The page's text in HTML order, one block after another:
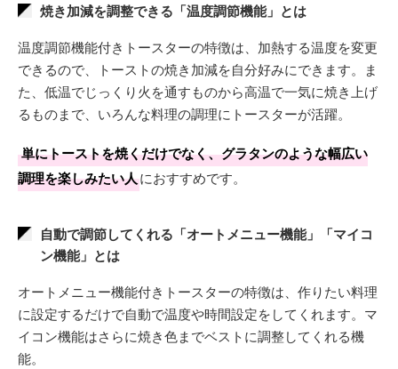
焼き加減を調整できる「温度調節機能」とは
温度調節機能付きトースターの特徴は、加熱する温度を変更
できるので、トーストの焼き加減を自分好みにできます。ま
た、低温でじっくり火を通すものから高温で一気に焼き上げ
るものまで、いろんな料理の調理にトースターが活躍。
単にトーストを焼くだけでなく、グラタンのような幅広い
調理を楽しみたい人におすすめです。
自動で調節してくれる「オートメニュー機能」「マイコ
ン機能」とは
オートメニュー機能付きトースターの特徴は、作りたい料理
に設定するだけで自動で温度や時間設定をしてくれます。マ
イコン機能はさらに焼き色までベストに調整してくれる機
能。